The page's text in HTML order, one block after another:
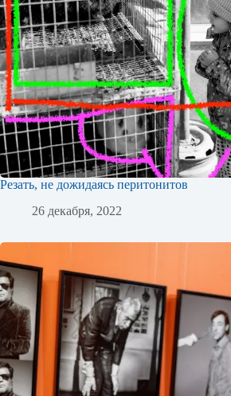
Резать, не дожидаясь перитонитов
26 декабря, 2022